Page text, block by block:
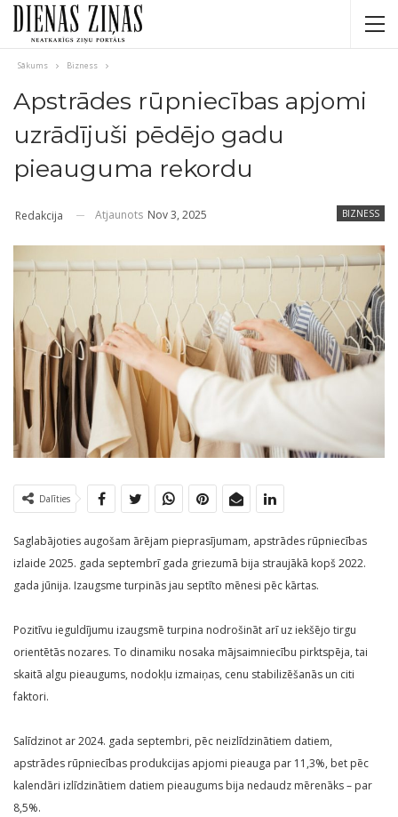
Sākums Bizness
Apstrādes rūpniecības apjomi
uzrādījuši pēdējo gadu
pieauguma rekordu
BIZNESS
Redakcija Atjaunots Nov 3, 2025
Dalīties
Saglabājoties augošam ārējam pieprasījumam, apstrādes rūpniecības
izlaide 2025. gada septembrī gada griezumā bija straujākā kopš 2022.
gada jūnija. Izaugsme turpinās jau septīto mēnesi pēc kārtas.
Pozitīvu ieguldījumu izaugsmē turpina nodrošināt arī uz iekšējo tirgu
orientētās nozares. To dinamiku nosaka mājsaimniecību pirktspēja, tai
skaitā algu pieaugums, nodokļu izmaiņas, cenu stabilizēšanās un citi
faktori.
Salīdzinot ar 2024. gada septembri, pēc neizlīdzinātiem datiem,
apstrādes rūpniecības produkcijas apjomi pieauga par 11,3%, bet pēc
kalendāri izlīdzinātiem datiem pieaugums bija nedaudz mērenāks – par
8,5%.